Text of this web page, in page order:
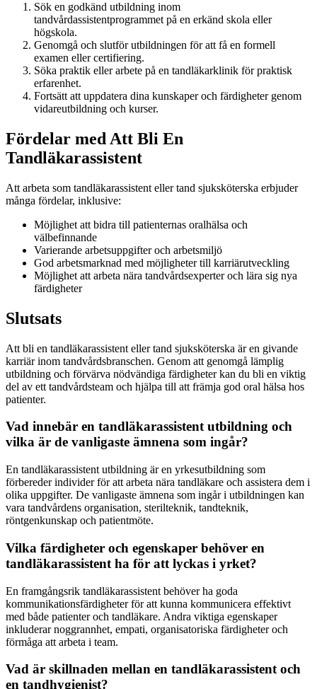
Sök en godkänd utbildning inom
tandvårdassistentprogrammet på en erkänd skola eller
högskola.
Genomgå och slutför utbildningen för att få en formell
examen eller certifiering.
Söka praktik eller arbete på en tandläkarklinik för praktisk
erfarenhet.
Fortsätt att uppdatera dina kunskaper och färdigheter genom
vidareutbildning och kurser.
Fördelar med Att Bli En
Tandläkarassistent
Att arbeta som tandläkarassistent eller tand sjuksköterska erbjuder
många fördelar, inklusive:
Möjlighet att bidra till patienternas oralhälsa och
välbefinnande
Varierande arbetsuppgifter och arbetsmiljö
God arbetsmarknad med möjligheter till karriärutveckling
Möjlighet att arbeta nära tandvårdsexperter och lära sig nya
färdigheter
Slutsats
Att bli en tandläkarassistent eller tand sjuksköterska är en givande
karriär inom tandvårdsbranschen. Genom att genomgå lämplig
utbildning och förvärva nödvändiga färdigheter kan du bli en viktig
del av ett tandvårdsteam och hjälpa till att främja god oral hälsa hos
patienter.
Vad innebär en tandläkarassistent utbildning och
vilka är de vanligaste ämnena som ingår?
En tandläkarassistent utbildning är en yrkesutbildning som
förbereder individer för att arbeta nära tandläkare och assistera dem i
olika uppgifter. De vanligaste ämnena som ingår i utbildningen kan
vara tandvårdens organisation, sterilteknik, tandteknik,
röntgenkunskap och patientmöte.
Vilka färdigheter och egenskaper behöver en
tandläkarassistent ha för att lyckas i yrket?
En framgångsrik tandläkarassistent behöver ha goda
kommunikationsfärdigheter för att kunna kommunicera effektivt
med både patienter och tandläkare. Andra viktiga egenskaper
inkluderar noggrannhet, empati, organisatoriska färdigheter och
förmåga att arbeta i team.
Vad är skillnaden mellan en tandläkarassistent och
en tandhygienist?